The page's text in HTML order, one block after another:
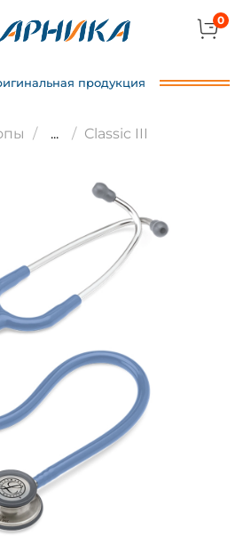
0
продукция
... Classic III